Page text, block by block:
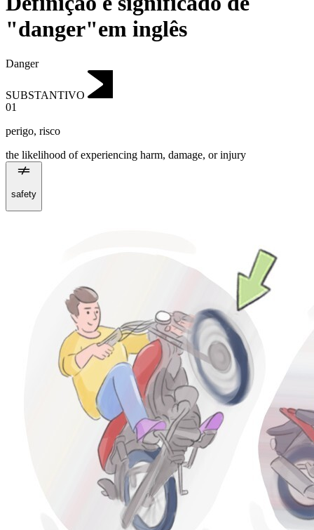
"danger"em inglês
Danger
SUBSTANTIVO
01
perigo, risco
the likelihood of experiencing harm, damage, or injury
safety